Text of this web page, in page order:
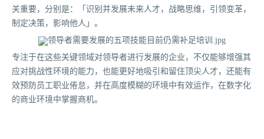
关重要，分别是：「识别并发展未来人才，战略思维，引领变革，
制定决策，影响他人」。
专注于在这些关键领域对领导者进行发展的企业，不仅能够增强其
应对挑战性环境的能力，也能更好地吸引和留住顶尖人才，还能有
效预防员工职业倦怠，并在高度模糊的环境中有效运作，在数字化
的商业环境中掌握商机。